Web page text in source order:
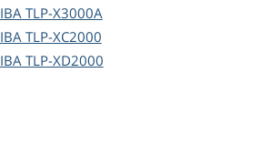
TLP-X3000A
TLP-XC2000
TLP-XD2000